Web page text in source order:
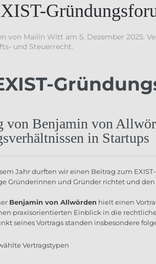
von Mailin Witt am 5. Dezember 2025.
und Steuerrecht.
von Benjamin von
in Startups
Jahr durften wir einen Beitrag zum
Gründerinnen und Gründer richtet und
Benjamin von Allwörden hielt einen
praxisorientierten Einblick in die
seines Vortrags standen insbesondere
Vertragstypen